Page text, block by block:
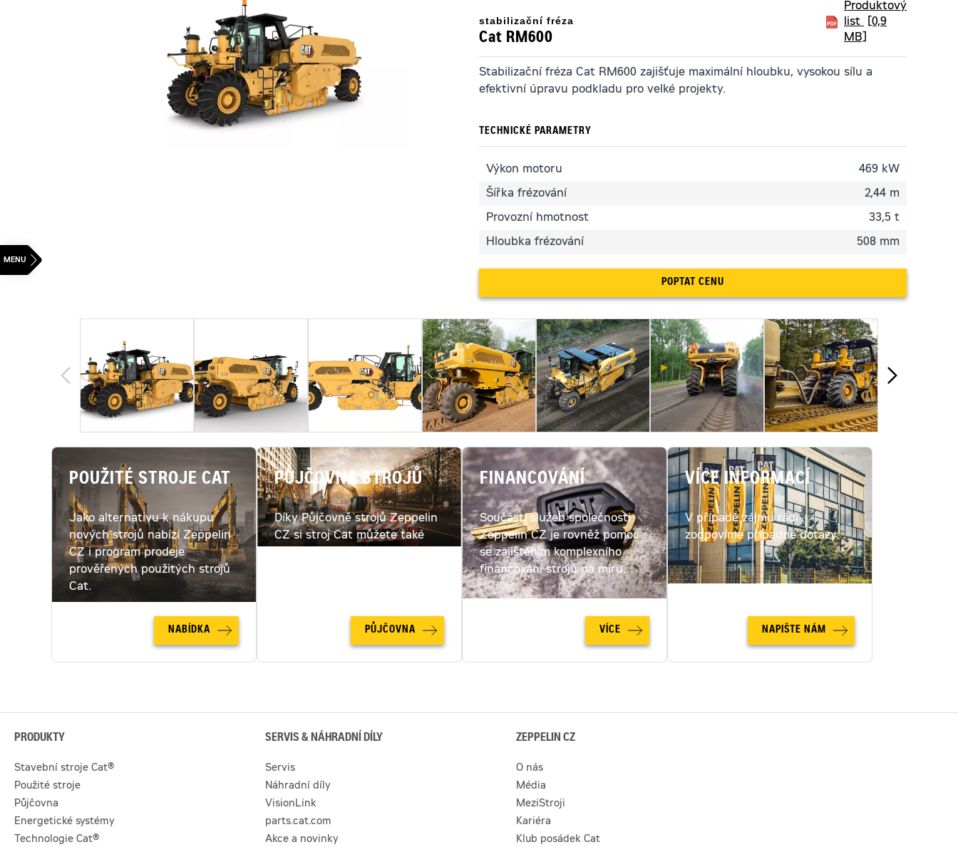
stabilizační fréza
Cat RM600
Produktový
list
[0,9
MB]
Stabilizační fréza Cat RM600 zajišťuje maximální hloubku, vysokou sílu a
efektivní úpravu podkladu pro velké projekty.
TECHNICKÉ PARAMETRY
Výkon motoru 469 kW
Šířka frézování 2,44 m
Provozní hmotnost 33,5 t
Hloubka frézování 508 mm
POPTAT CENU
POUŽITÉ STROJE CAT
Jako alternativu k nákupu
nových strojů nabízí Zeppelin
CZ i program prodeje
prověřených použitých strojů
Cat.
NABÍDKA
PŮJČOVNA STROJŮ
Díky Půjčovně strojů Zeppelin
CZ si stroj Cat můžete také
PŮJČOVNA
FINANCOVÁNÍ
Součástí služeb společnosti
Zeppelin CZ je rovněž pomoc
se zajištěním komplexního
financování strojů na míru.
VÍCE
VÍCE INFORMACÍ
V případě zájmu rádi
zodpovíme případné dotazy.
NAPIŠTE NÁM
PRODUKTY
Stavební stroje Cat®
Použité stroje
Půjčovna
Energetické systémy
Technologie Cat®
SERVIS & NÁHRADNÍ DÍLY
Servis
Náhradní díly
VisionLink
parts.cat.com
Akce a novinky
ZEPPELIN CZ
O nás
Média
MeziStroji
Kariéra
Klub posádek Cat